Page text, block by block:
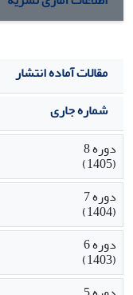
مقالات آماده انتشار
شماره جاری
دوره 8
(1405)
دوره 7
(1404)
دوره 6
(1403)